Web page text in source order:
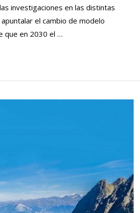
investigaciones en las distintas
el cambio de modelo
que en 2030 el …